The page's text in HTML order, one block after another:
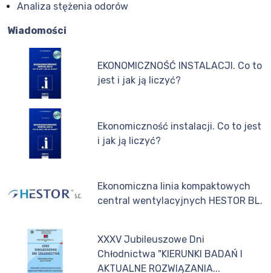
Analiza stężenia odorów
Wiadomości
EKONOMICZNOŚĆ INSTALACJI. Co to
jest i jak ją liczyć?
Ekonomiczność instalacji. Co to jest
i jak ją liczyć?
Ekonomiczna linia kompaktowych
central wentylacyjnych HESTOR BL.
XXXV Jubileuszowe Dni
Chłodnictwa "KIERUNKI BADAŃ I
AKTUALNE ROZWIĄZANIA...